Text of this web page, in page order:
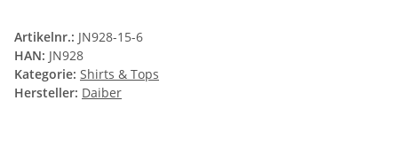
Artikelnr.: JN928-15-6
HAN: JN928
Kategorie: Shirts & Tops
Hersteller: Daiber